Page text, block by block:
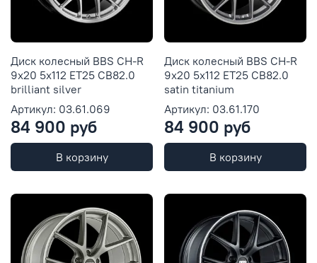
Диск колесный BBS CH-R
9x20 5x112 ET25 CB82.0
brilliant silver
Артикул: 03.61.069
84 900 руб
В корзину
Диск колесный BBS CH-R
9x20 5x112 ET25 CB82.0
satin titanium
Артикул: 03.61.170
84 900 руб
В корзину